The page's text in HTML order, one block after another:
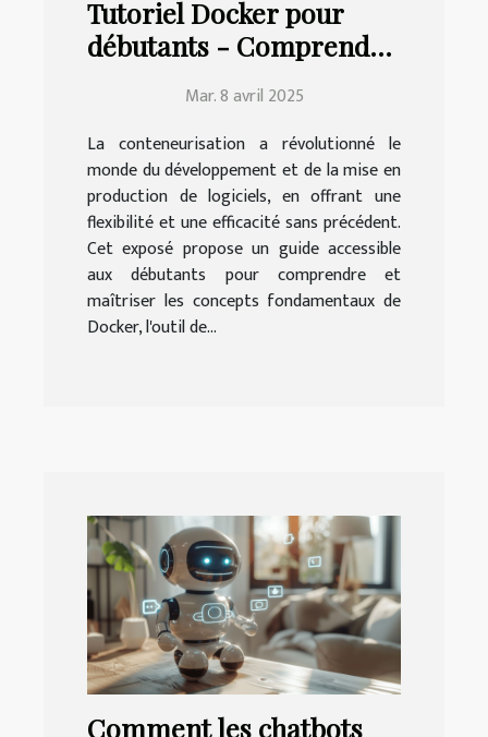
Tutoriel Docker pour
débutants - Comprendre
conteneurisation
Mar. 8 avril 2025
La conteneurisation a révolutionné le
monde du développement et de la mise en
production de logiciels, en offrant une
flexibilité et une efficacité sans précédent.
Cet exposé propose un guide accessible
aux débutants pour comprendre et
maîtriser les concepts fondamentaux de
Docker, l'outil de...
Comment les chatbots